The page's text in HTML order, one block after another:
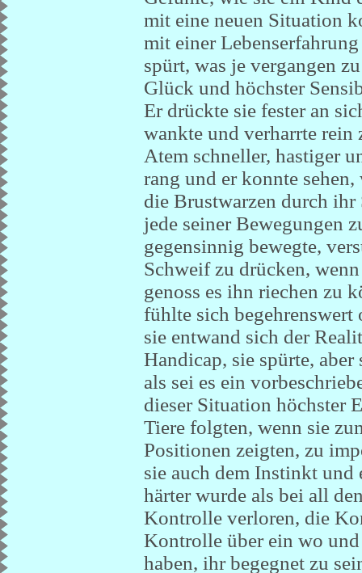
mit eine neuen Situation
mit einer
spürt, was je vergangen
Glück und höchster
Er drückte sie fester an
wankte und verharrte
Atem schneller, hastiger
rang und er konnte
die Brustwarzen durch
jede seiner Bewegungen
gegensinnig bewegte,
Schweif zu drücken,
genoss es ihn riechen zu
fühlte sich
sie entwand sich der
Handicap, sie spürte,
als sei es ein
dieser Situation höchster
Tiere folgten, wenn sie
Positionen zeigten, zu
sie auch dem Instinkt
härter wurde als bei all
Kontrolle verloren, die
Kontrolle über ein wo
haben, ihr begegnet zu